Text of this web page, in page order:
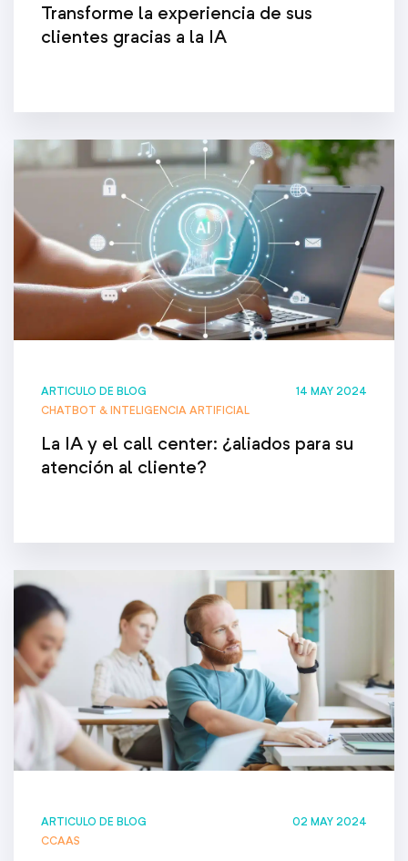
Transforme la experiencia de sus
clientes gracias a la IA
ARTICULO DE BLOG
CHATBOT & INTELIGENCIA ARTIFICIAL
14 MAY 2024
La IA y el call center: ¿aliados para su
atención al cliente?
ARTICULO DE BLOG
CCAAS
02 MAY 2024